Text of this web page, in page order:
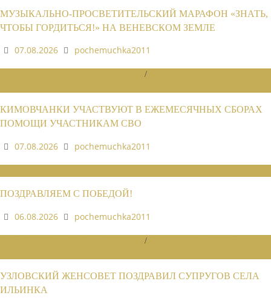
МУЗЫКАЛЬНО-ПРОСВЕТИТЕЛЬСКИЙ МАРАФОН «ЗНАТЬ,
ЧТОБЫ ГОРДИТЬСЯ!» НА ВЕНЕВСКОМ ЗЕМЛЕ
07.08.2026
pochemuchka2011
/
КИМОВЧАНКИ УЧАСТВУЮТ В ЕЖЕМЕСЯЧНЫХ СБОРАХ
ПОМОЩИ УЧАСТНИКАМ СВО
07.08.2026
pochemuchka2011
ПОЗДРАВЛЯЕМ С ПОБЕДОЙ!
06.08.2026
pochemuchka2011
/
УЗЛОВСКИЙ ЖЕНСОВЕТ ПОЗДРАВИЛ СУПРУГОВ СЕЛА
ИЛЬИНКА